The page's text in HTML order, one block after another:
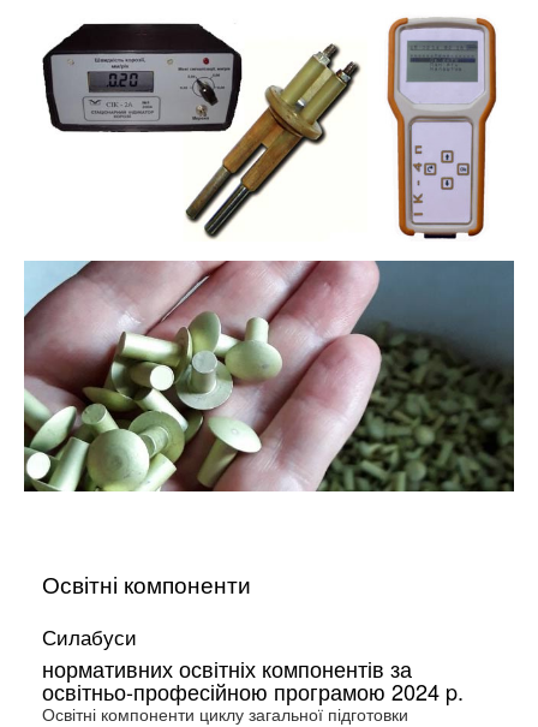
Освітні компоненти
Силабуси
нормативних освітніх компонентів за
освітньо-професійною програмою 2024 p.
Освітні компоненти циклу загальної підготовки